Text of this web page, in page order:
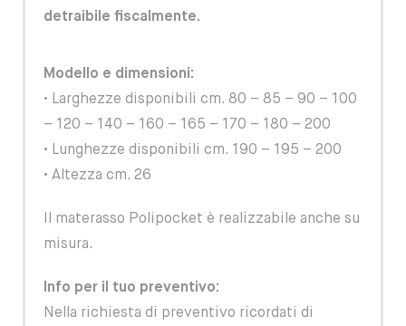
detraibile fiscalmente.
Modello e dimensioni:
• Larghezze disponibili cm. 80 – 85 – 90 – 100
– 120 – 140 – 160 – 165 – 170 – 180 – 200
• Lunghezze disponibili cm. 190 – 195 – 200
• Altezza cm. 26
Il materasso Polipocket è realizzabile anche su
misura.
Info per il tuo preventivo:
Nella richiesta di preventivo ricordati di